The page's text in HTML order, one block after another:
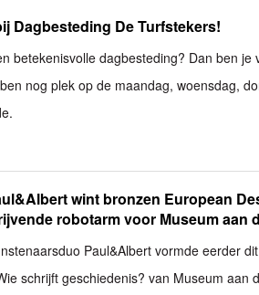
Dagbesteding De Turfstekers!
betekenisvolle dagbesteding? Dan ben je
nog plek op de maandag, woensdag,
wint bronzen European
robotarm voor Museum aan
Paul&Albert vormde eerder
schrijft geschiedenis? van Museum aan